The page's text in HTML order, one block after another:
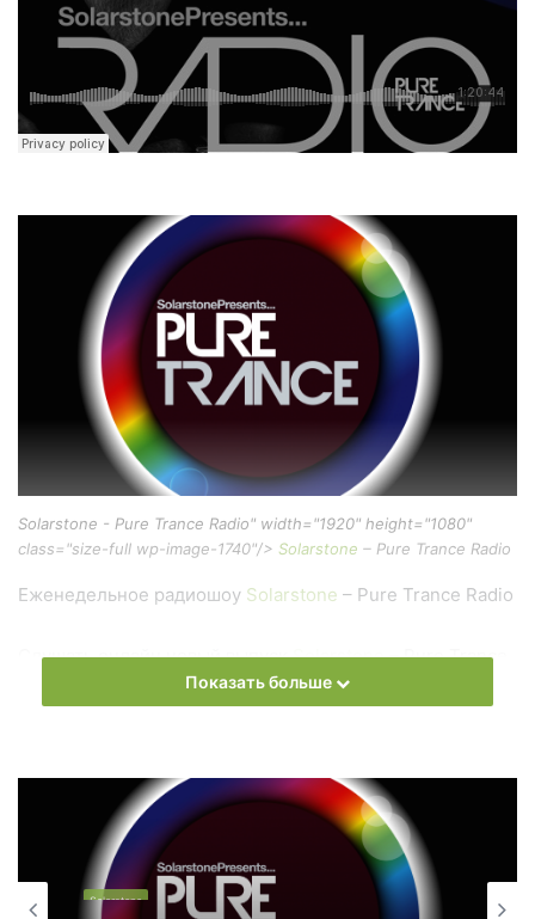
Solarstone - Pure Trance Radio" width="1920" height="1080"
class="size-full wp-image-1740"/> Solarstone – Pure Trance Radio
Еженедельное радиошоу Solarstone – Pure Trance Radio
Слушать онлайн новый выпускSolarstone– Pure Trance
Radio онлайн бесплатно
слушать онлайн песни и радиошоуSolarstone– Pure
Trance Radio в формате mp3. Лучшая музыкальная
подборка и альбомы исполнителя solarstone.
Also you can find all episodes of radioshowSolarstone
Показать больше
Solarstone